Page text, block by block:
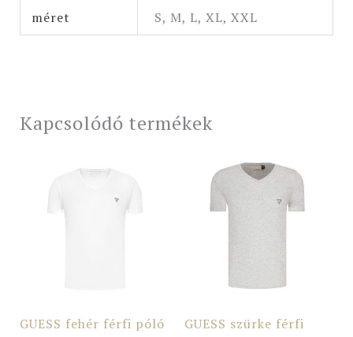
méret S, M, L, XL, XXL
Kapcsolódó termékek
GUESS fehér férfi póló
GUESS szürke férfi